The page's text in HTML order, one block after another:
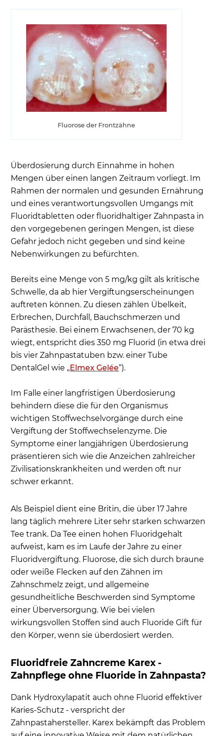
Fluorose der Frontzähne
Überdosierung durch Einnahme in hohen
Mengen über einen langen Zeitraum vorliegt. Im
Rahmen der normalen und gesunden Ernährung
und eines verantwortungsvollen Umgangs mit
Fluoridtabletten oder fluoridhaltiger Zahnpasta in
den vorgegebenen geringen Mengen, ist diese
Gefahr jedoch nicht gegeben und sind keine
Nebenwirkungen zu befürchten.
Bereits eine Menge von 5 mg/kg gilt als kritische
Schwelle, da ab hier Vergiftungserscheinungen
auftreten können. Zu diesen zählen Übelkeit,
Erbrechen, Durchfall, Bauchschmerzen und
Parästhesie. Bei einem Erwachsenen, der 70 kg
wiegt, entspricht dies 350 mg Fluorid (in etwa drei
bis vier Zahnpastatuben bzw. einer Tube
DentalGel wie „Elmex Gelée“).
Im Falle einer langfristigen Überdosierung
behindern diese die für den Organismus
wichtigen Stoffwechselvorgänge durch eine
Vergiftung der Stoffwechselenzyme. Die
Symptome einer langjährigen Überdosierung
präsentieren sich wie die Anzeichen zahlreicher
Zivilisationskrankheiten und werden oft nur
schwer erkannt.
Als Beispiel dient eine Britin, die über 17 Jahre
lang täglich mehrere Liter sehr starken schwarzen
Tee trank. Da Tee einen hohen Fluoridgehalt
aufweist, kam es im Laufe der Jahre zu einer
Fluoridvergiftung. Fluorose, die sich durch braune
oder weiße Flecken auf den Zähnen im
Zahnschmelz zeigt, und allgemeine
gesundheitliche Beschwerden sind Symptome
einer Überversorgung. Wie bei vielen
wirkungsvollen Stoffen sind auch Fluoride Gift für
den Körper, wenn sie überdosiert werden.
Fluoridfreie Zahncreme Karex -
Zahnpflege ohne Fluoride in Zahnpasta?
Dank Hydroxylapatit auch ohne Fluorid effektiver
Karies-Schutz - verspricht der
Zahnpastahersteller. Karex bekämpft das Problem